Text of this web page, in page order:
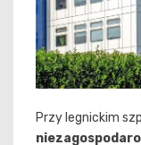
Przy legnickim